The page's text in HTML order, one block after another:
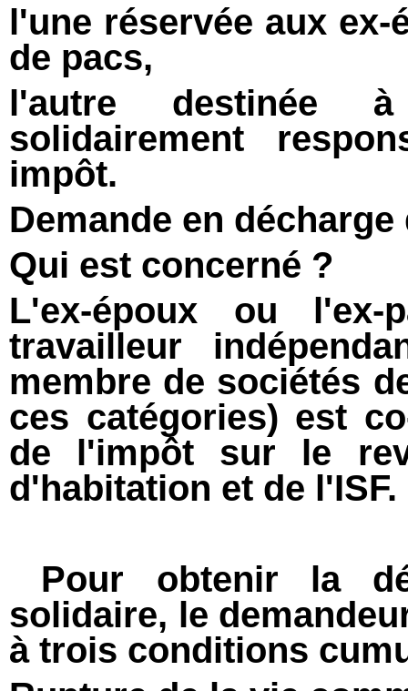
l'une réservée aux
de pacs,
l'autre destinée
solidairement
impôt.
Demande en
Qui est concerné ?
L'ex-époux ou l'ex-
travailleur
membre de sociétés
ces catégories) est
de l'impôt sur le
d'habitation et de l'ISF.
Pour obtenir la
solidaire, le
à trois conditions